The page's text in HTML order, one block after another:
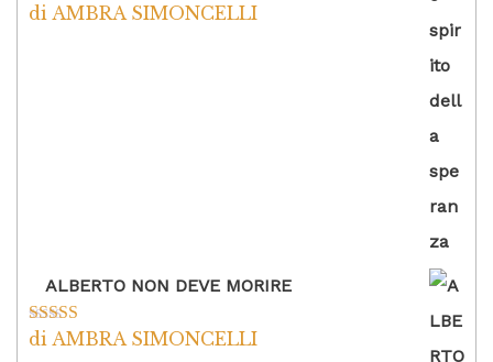
Valutato5su
di AMBRA SIMONCELLI
ALBERTO NON DEVE MORIRE
Valutato5su
di AMBRA SIMONCELLI